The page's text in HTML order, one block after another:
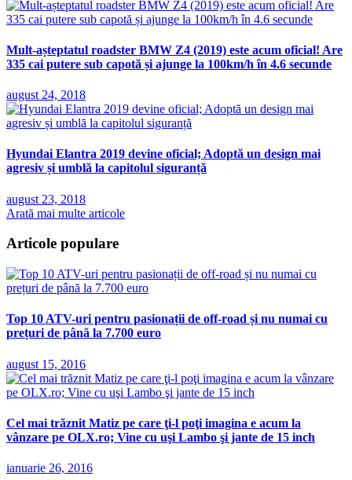
Mult-așteptatul roadster BMW Z4 (2019) este acum oficial! Are
335 cai putere sub capotă și ajunge la 100km/h în 4.6 secunde
august 24, 2018
Hyundai Elantra 2019 devine oficial; Adoptă un design mai
agresiv și umblă la capitolul siguranță
august 23, 2018
Arată mai multe articole
Articole populare
Top 10 ATV-uri pentru pasionații de off-road și nu numai cu
prețuri de până la 7.700 euro
august 15, 2016
Cel mai trăznit Matiz pe care ţi-l poţi imagina e acum la
vânzare pe OLX.ro; Vine cu uşi Lambo şi jante de 15 inch
ianuarie 26, 2016